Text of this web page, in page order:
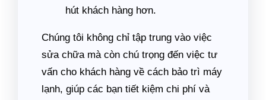
hút khách hàng hơn.
Chúng tôi không chỉ tập trung vào việc
sửa chữa mà còn chú trọng đến việc tư
vấn cho khách hàng về cách bảo trì máy
lạnh, giúp các bạn tiết kiệm chi phí và